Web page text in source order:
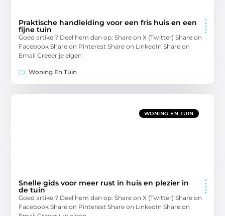
Praktische handleiding voor een fris huis en een
fijne tuin
Goed artikel? Deel hem dan op: Share on X (Twitter) Share on
Facebook Share on Pinterest Share on LinkedIn Share on
Email Creëer je eigen
Woning En Tuin
WONING EN TUIN
Snelle gids voor meer rust in huis en plezier in
de tuin
Goed artikel? Deel hem dan op: Share on X (Twitter) Share on
Facebook Share on Pinterest Share on LinkedIn Share on